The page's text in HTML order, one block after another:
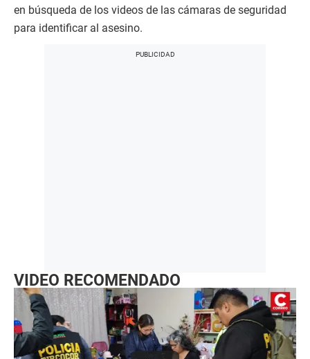
en búsqueda de los videos de las cámaras de seguridad
para identificar al asesino.
VIDEO RECOMENDADO